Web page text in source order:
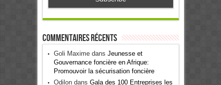
Commentaires récents
Goli Maximedans Jeunesse et
Gouvernance foncière en Afrique:
Promouvoir la sécurisation foncière
Odilondans Gala des 100 Entreprises les